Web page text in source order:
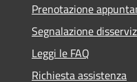
Prenotazione
Segnalazione
Leggi le FAQ
Richiesta assistenza